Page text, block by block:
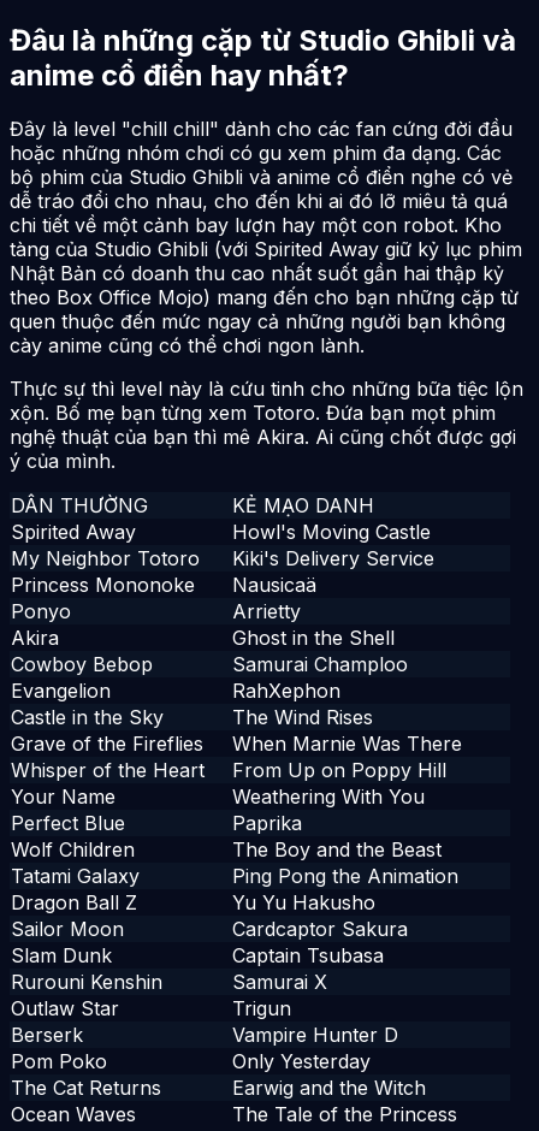
Đâu là những cặp từ Studio Ghibli và
anime cổ điển hay nhất?
Đây là level "chill chill" dành cho các fan cứng đời đầu
hoặc những nhóm chơi có gu xem phim đa dạng. Các
bộ phim của Studio Ghibli và anime cổ điển nghe có vẻ
dễ tráo đổi cho nhau, cho đến khi ai đó lỡ miêu tả quá
chi tiết về một cảnh bay lượn hay một con robot. Kho
tàng của Studio Ghibli (với Spirited Away giữ kỷ lục phim
Nhật Bản có doanh thu cao nhất suốt gần hai thập kỷ
theo Box Office Mojo) mang đến cho bạn những cặp từ
quen thuộc đến mức ngay cả những người bạn không
cày anime cũng có thể chơi ngon lành.
Thực sự thì level này là cứu tinh cho những bữa tiệc lộn
xộn. Bố mẹ bạn từng xem Totoro. Đứa bạn mọt phim
nghệ thuật của bạn thì mê Akira. Ai cũng chốt được gợi
ý của mình.
DÂN THƯỜNG
KẺ MẠO DANH
Spirited Away
Howl's Moving Castle
My Neighbor Totoro
Kiki's Delivery Service
Princess Mononoke
Nausicaä
Ponyo
Arrietty
Akira
Ghost in the Shell
Cowboy Bebop
Samurai Champloo
Evangelion
RahXephon
Castle in the Sky
The Wind Rises
Grave of the Fireflies
When Marnie Was There
Whisper of the Heart
From Up on Poppy Hill
Your Name
Weathering With You
Perfect Blue
Paprika
Wolf Children
The Boy and the Beast
Tatami Galaxy
Ping Pong the Animation
Dragon Ball Z
Yu Yu Hakusho
Sailor Moon
Cardcaptor Sakura
Slam Dunk
Captain Tsubasa
Rurouni Kenshin
Samurai X
Outlaw Star
Trigun
Berserk
Vampire Hunter D
Pom Poko
Only Yesterday
The Cat Returns
Earwig and the Witch
Ocean Waves
The Tale of the Princess